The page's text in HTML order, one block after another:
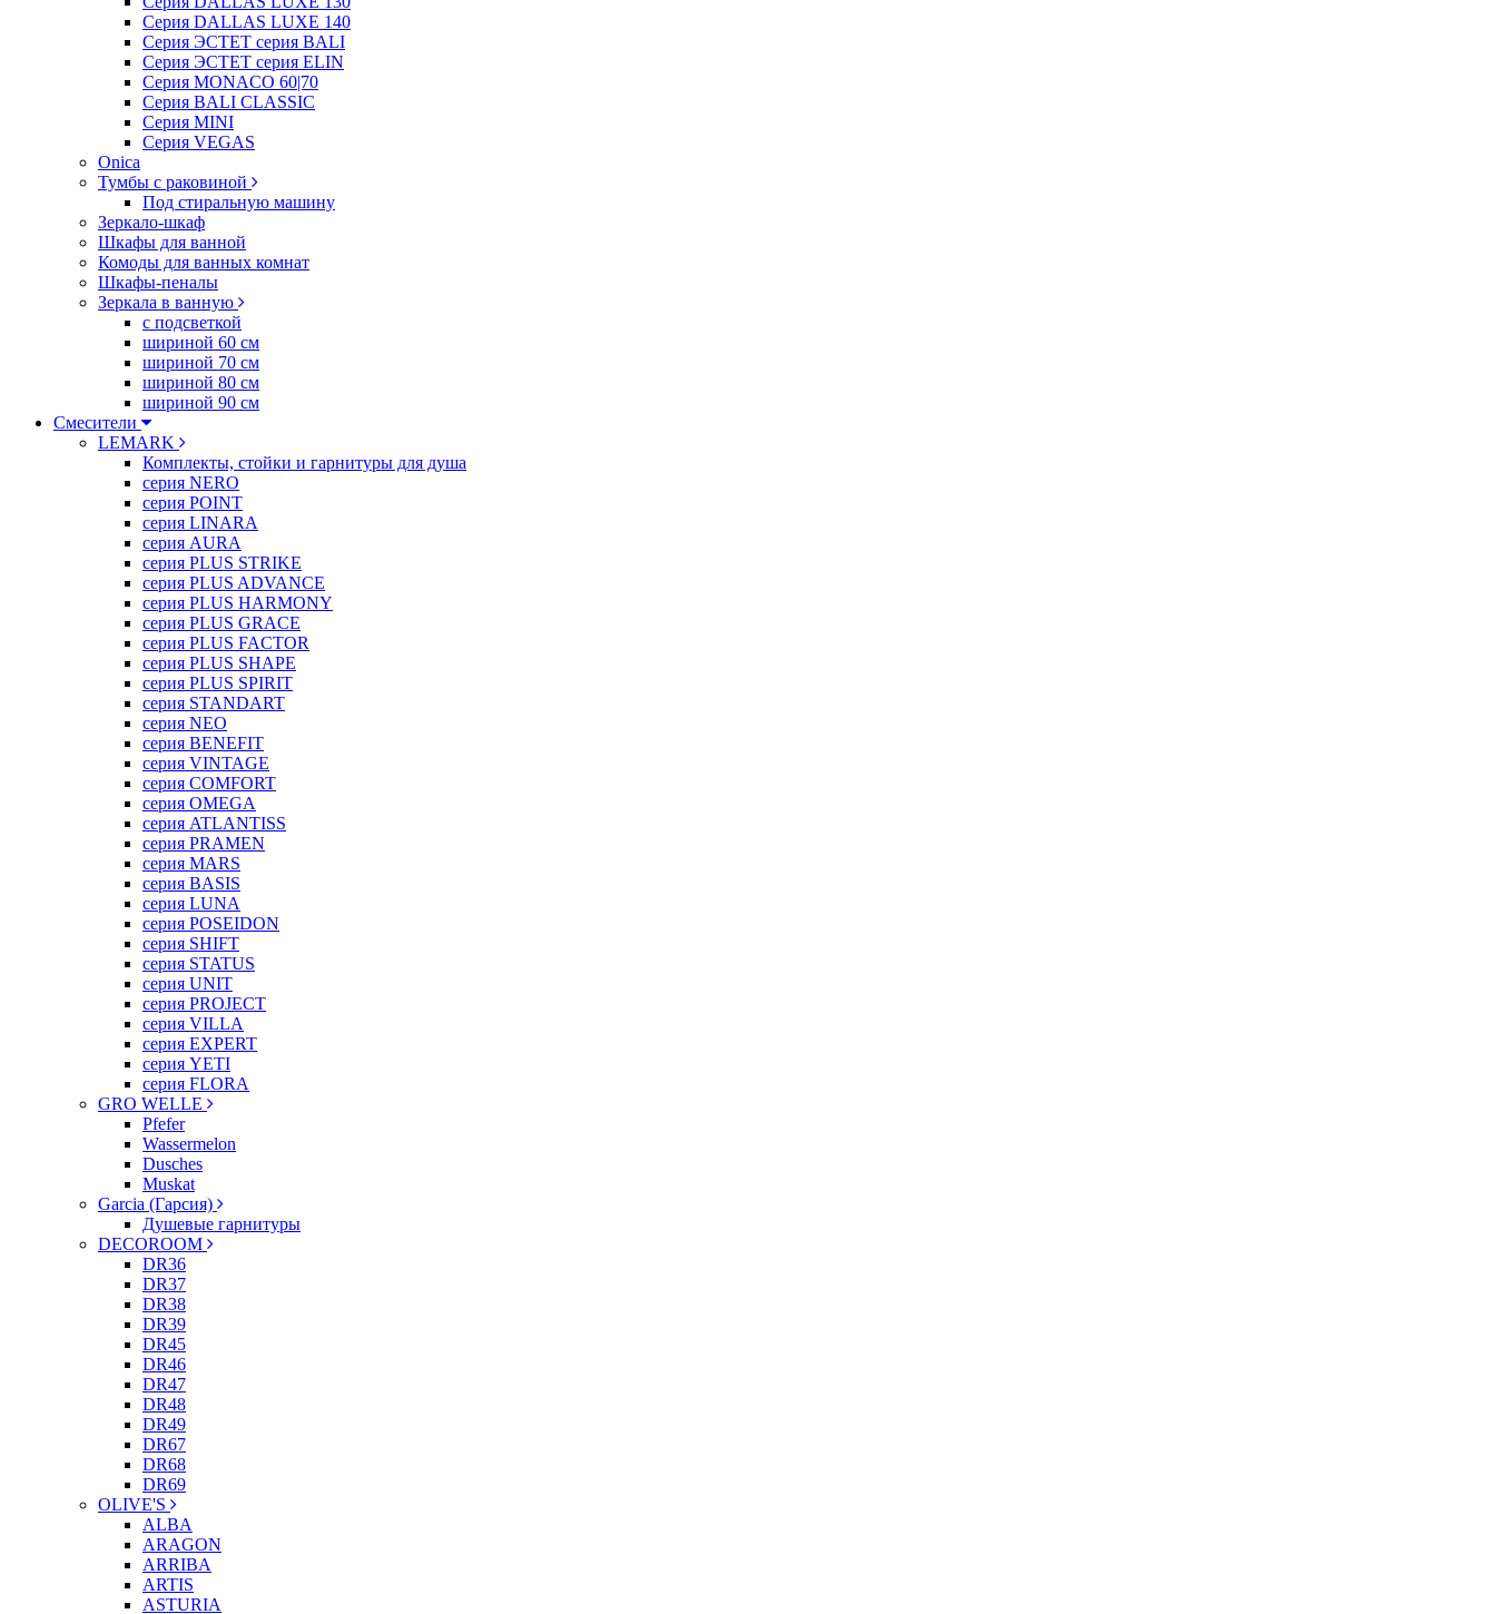
Серия DALLAS LUXE 140
Серия ЭСТЕТ серия BALI
Серия ЭСТЕТ серия ELIN
Серия MONACO 60|70
Серия BALI CLASSIC
Серия MINI
Серия VEGAS
Onica
Тумбы с раковиной
Под стиральную машину
Зеркало-шкаф
Шкафы для ванной
Комоды для ванных комнат
Шкафы-пеналы
Зеркала в ванную
с подсветкой
шириной 60 см
шириной 70 см
шириной 80 см
шириной 90 см
Смесители
LEMARK
Комплекты, стойки и гарнитуры для душа
серия NERO
серия POINT
серия LINARA
серия AURA
серия PLUS STRIKE
серия PLUS ADVANCE
серия PLUS HARMONY
серия PLUS GRACE
серия PLUS FACTOR
серия PLUS SHAPE
серия PLUS SPIRIT
серия STANDART
серия NEO
серия BENEFIT
серия VINTAGE
серия COMFORT
серия OMEGA
серия ATLANTISS
серия PRAMEN
серия MARS
серия BASIS
серия LUNA
серия POSEIDON
серия SHIFT
серия STATUS
серия UNIT
серия PROJECT
серия VILLA
серия EXPERT
серия YETI
серия FLORA
GRO WELLE
Pfefer
Wassermelon
Dusсhes
Muskat
Garcia (Гарсия)
Душевые гарнитуры
DECOROOM
DR36
DR37
DR38
DR39
DR45
DR46
DR47
DR48
DR49
DR67
DR68
DR69
OLIVE'S
ALBA
ARAGON
ARRIBA
ARTIS
ASTURIA